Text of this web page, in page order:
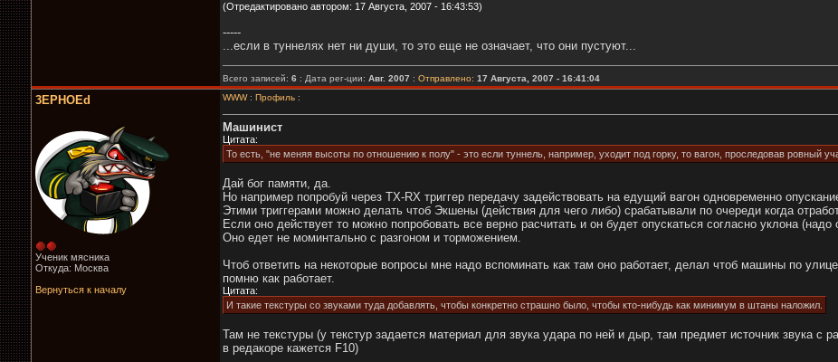
(Отредактировано автором: 17 Августа, 2007 - 16:43:53)
-----
...если в туннелях нет ни души, то это еще не означает, что они пустуют...
Всего записей: 6 : Дата рег-ции: Авг. 2007 : Отправлено: 17 Августа, 2007 - 16:41:04
3EPHOEd
Ученик мясника
Откуда: Москва
Вернуться к началу
WWW: Профиль :
Машинист
Цитата:
То есть, "не меняя высоты по отношению к полу" - это если туннель, например, уходит под горку, то вагон, проследовав ровный
Дай бог памяти, да.
Но например попробуй через TX-RX триггер передачу задействовать на едущий вагон одновременно
Этими триггерами можно делать чтоб Экшены (действия для чего либо) срабатывали по очереди когда
Если оно действует то можно попробовать все верно расчитать и он будет опускаться согласно уклона (надо
Оно едет не моминтально с разгоном и торможением.
Чтоб ответить на некоторые вопросы мне надо вспоминать как там оно работает, делал чтоб машины по
помню как работает.
Цитата:
И такие текстуры со звуками туда добавлять, чтобы конкретно страшно было, чтобы кто-нибудь как минимум в штаны наложил.
Там не текстуры (у текстур задается материал для звука удара по ней и дыр, там предмет источник звука с
в редакоре кажется F10)